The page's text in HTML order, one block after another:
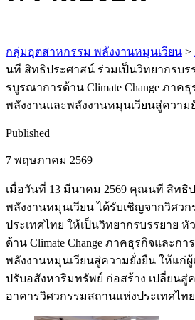
กลุ่มอุตสาหกรรม พลังงานหมุนเวียน >
นที สิทธิประศาสน์ ร่วมเป็นวิทยากรบ
รบูรณาการด้าน Climate Change ภาค
พลังงานและพลังงานหมุนเวียนสู่ความ
Published
7 พฤษภาคม 2569
เมื่อวันที่ 13 มีนาคม 2569 คุณนที สิทธิ
พลังงานหมุนเวียน ได้รับเชิญจากวิศว
ประเทศไทย ให้เป็นวิทยากรบรรยาย
ด้าน Climate Change ภาคธุรกิจและก
พลังงานหมุนเวียนสู่ความยั่งยืน ให้แก่
ปรับอสังหาริมทรัพย์ ก่อสร้าง เปลี่ยนสู่
อาคารวิศวกรรมสถานแห่งประเทศไท